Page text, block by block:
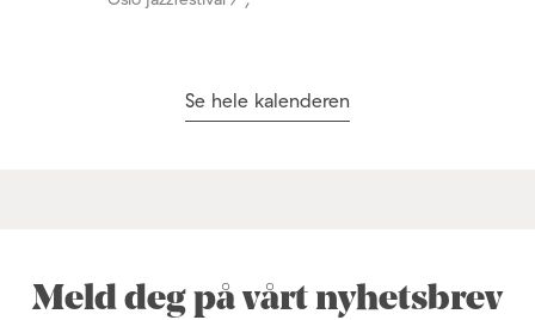
Se hele kalenderen
Meld deg på vårt nyhetsbrev